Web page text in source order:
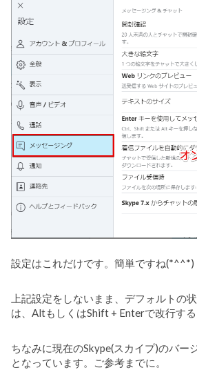
設定はこれだけです。簡単ですね(*^^*)
上記設定をしないまま、デフォルトの
は、AltもしくはShift + Enterで改行する
ちなみに現在のSkype(スカイプ)のバ
となっています。ご参考までに。